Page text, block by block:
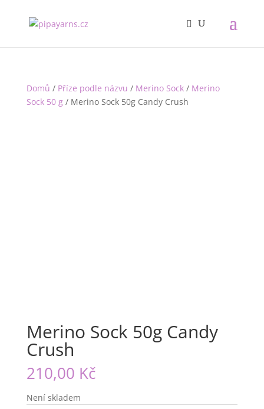
Domů / Příze podle názvu / Merino Sock/ Merino
Sock 50 g/ Merino Sock 50g Candy Crush
Merino Sock 50g Candy
Crush
210,00 Kč
Není skladem